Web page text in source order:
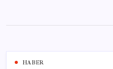
content
HABER